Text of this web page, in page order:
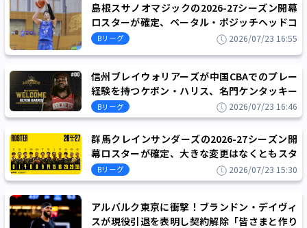
島根スサノオマジックの2026-27シーズン開幕
ロスターが確定、ペータル・ポジッチヘッドコ
ーチ体制2年目の飛躍を目指す
Bリーグ 2026/07/23 16:55
信州ブレイウォリアーズが中国CBAでのプレー
経験を持つケボン・ハリス、名門ケンタッキー
大出身のマーカス・リーと契約を締結
Bリーグ 2026/07/23 16:46
群馬クレインサンダーズの2026-27シーズン開
幕ロスターが確定、大きな変更はなくともスタ
ンリー・ジョンソンという大型補強に成功
Bリーグ 2026/07/23 15:30
アルバルク東京に衝撃！ブランドン・デイヴィ
スが現役引退を表明し契約解除「皆さまと作り